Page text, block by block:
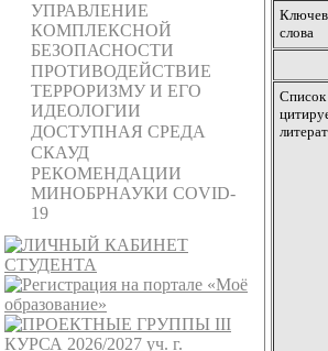
УПРАВЛЕНИЕ
КОМПЛЕКСНОЙ
БЕЗОПАСНОСТИ
ПРОТИВОДЕЙСТВИЕ
ТЕРРОРИЗМУ И ЕГО
ИДЕОЛОГИИ
ДОСТУПНАЯ СРЕДА
СКАУД
РЕКОМЕНДАЦИИ
МИНОБРНАУКИ COVID-
19
слова
Список